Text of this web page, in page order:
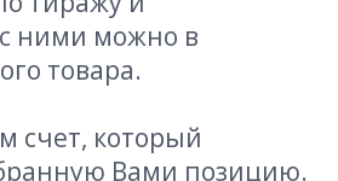
ними можно в
товара.
счет, который
Вами позицию.